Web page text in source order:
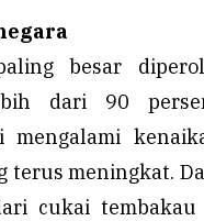
besar
dari 90
meningkat.
cukai tembakau